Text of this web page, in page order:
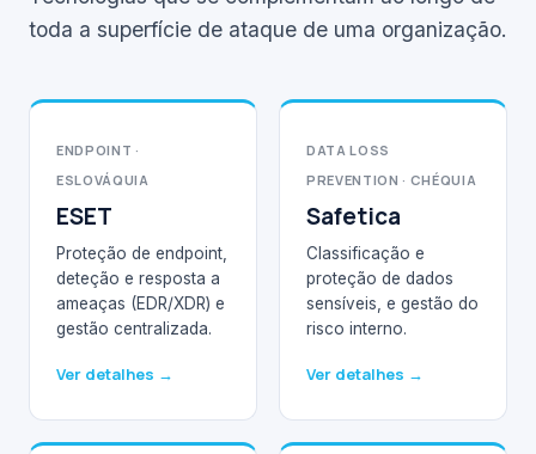
toda a superfície de ataque de uma organização.
ENDPOINT ·
ESLOVÁQUIA
ESET
Proteção de endpoint,
deteção e resposta a
ameaças (EDR/XDR) e
gestão centralizada.
Ver detalhes →
DATA LOSS
PREVENTION · CHÉQUIA
Safetica
Classificação e
proteção de dados
sensíveis, e gestão do
risco interno.
Ver detalhes →